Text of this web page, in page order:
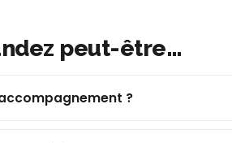
peut-être…
?